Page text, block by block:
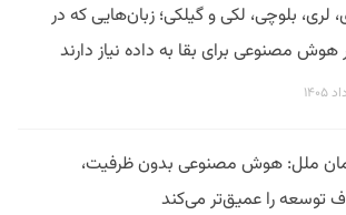
لری، بلوچی، لکی و گیلکی؛ زبان‌هایی که در
مصنوعی برای بقا به داده نیاز دارند
ملل: هوش مصنوعی بدون ظرفیت،
توسعه را عمیق‌تر می‌کند